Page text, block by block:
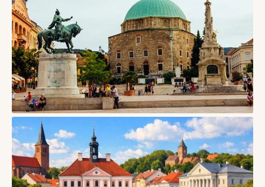
08/08/2026
СТАТТІ
Печ, Угорщина — місто ранньохристиянських гробниць,
кераміки Жолнаї та південного ритму
07/08/2026